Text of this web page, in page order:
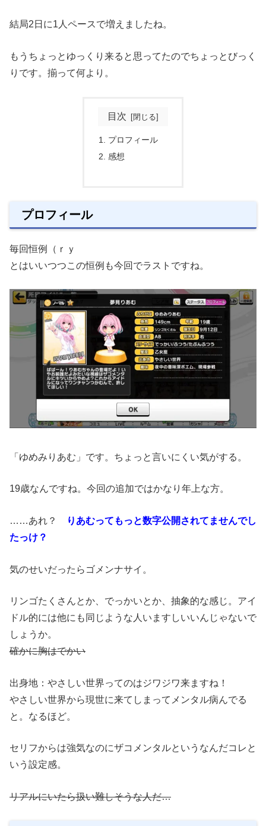
結局2日に1人ペースで増えましたね。
もうちょっとゆっくり来ると思ってたのでちょっとびっく
りです。揃って何より。
目次
プロフィール
感想
プロフィール
毎回恒例（ｒｙ
とはいいつつこの恒例も今回でラストですね。
「ゆめみりあむ」です。ちょっと言いにくい気がする。
19歳なんですね。今回の追加ではかなり年上な方。
……あれ？
りあむってもっと数字公開されてませんでし
たっけ？
気のせいだったらゴメンナサイ。
リンゴたくさんとか、でっかいとか、抽象的な感じ。アイ
ドル的には他にも同じような人いますしいいんじゃないで
しょうか。
確かに胸はでかい
出身地：やさしい世界ってのはジワジワ来ますね！
やさしい世界から現世に来てしまってメンタル病んでる
と。なるほど。
セリフからは強気なのにザコメンタルというなんだコレと
いう設定感。
リアルにいたら扱い難しそうな人だ…